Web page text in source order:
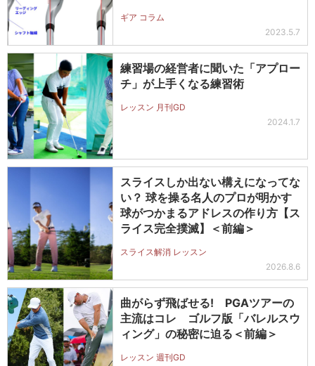
ギア コラム
2023.5.7
練習場の経営者に聞いた「アプロー
チ」が上手くなる練習術
レッスン 月刊GD
2024.1.7
スライスしか出ない構えになってな
い？ 球を操る名人のプロが明かす
球がつかまるアドレスの作り方【ス
ライス完全撲滅】＜前編＞
スライス解消 レッスン
2026.8.6
曲がらず飛ばせる! PGAツアーの
主流はコレ ゴルフ版「バレルスウ
ィング」の秘密に迫る＜前編＞
レッスン 週刊GD